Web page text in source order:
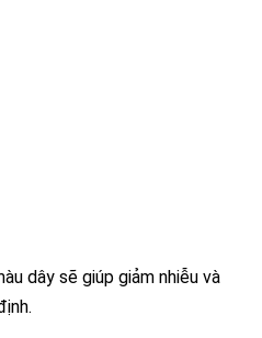
dây sẽ giúp giảm nhiễu và